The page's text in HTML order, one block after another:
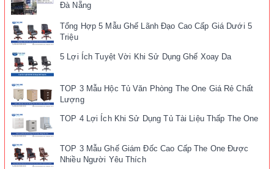
Đà Nẵng
Tổng Hợp 5 Mẫu Ghế Lãnh Đạo Cao Cấp Giá Dưới 5
Triệu
5 Lợi Ích Tuyệt Vời Khi Sử Dụng Ghế Xoay Da
TOP 3 Mẫu Hộc Tủ Văn Phòng The One Giá Rẻ Chất
Lượng
TOP 4 Lợi Ích Khi Sử Dụng Tủ Tài Liệu Thấp The One
TOP 3 Mẫu Ghế Giám Đốc Cao Cấp The One Được
Nhiều Người Yêu Thích